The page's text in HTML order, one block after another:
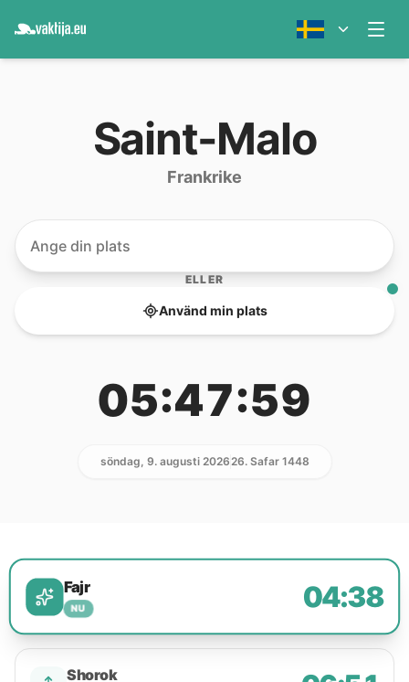
Saint-Malo
Frankrike
ELLER
Använd min plats
05:47:59
söndag, 9. augusti 202626. Safar 1448
Fajr
NU 04:38
Shorok